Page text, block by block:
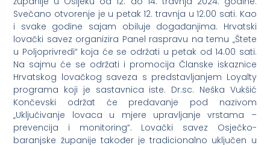
Svečano otvorenje je u petak 12. travnja u 12.00 sati. Kao
i svake godine sajam obiluje događanjima. Hrvatski
lovački savez organizira Panel raspravu na temu „Štete
u Poljoprivredi“ koja će se održati u petak od 14.00 sati.
Na sajmu će se održati i promocija Članske iskaznice
Hrvatskog lovačkog saveza s predstavljanjem Loyalty
programa koji je sastavnica iste. Dr.sc. Neška Vukšić
Končevski održat će predavanje pod nazivom
„Uključivanje lovaca u mjere upravljanje vrstama –
prevencija i monitoring“. Lovački savez Osječko-
baranjske županije također je tradicionalno uključen u